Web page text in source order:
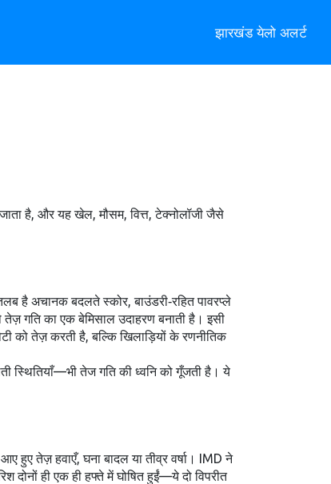
झारखंड येलो अलर्ट
है, और यह खेल, मौसम, वित्त, टेक्नोलॉजी जैसे
है अचानक बदलते स्कोर, बाउंडरी‑रहित पावरप्ले
तेज़ गति का एक बेमिसाल उदाहरण बनाती है। इसी
को तेज़ करती है, बल्कि खिलाड़ियों के रणनीतिक
स्थितियाँ—भी तेज गति की ध्वनि को गूँजती है। ये
तेज़ हवाएँ, घना बादल या तीव्र वर्षा। IMD ने
ही एक ही हफ्ते में घोषित हुईं—ये दो विपरीत